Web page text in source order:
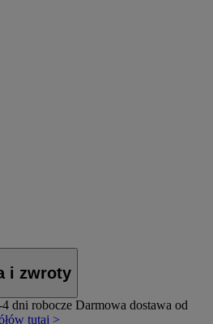
i zwroty
4 dni robocze Darmowa dostawa od
tutaj >